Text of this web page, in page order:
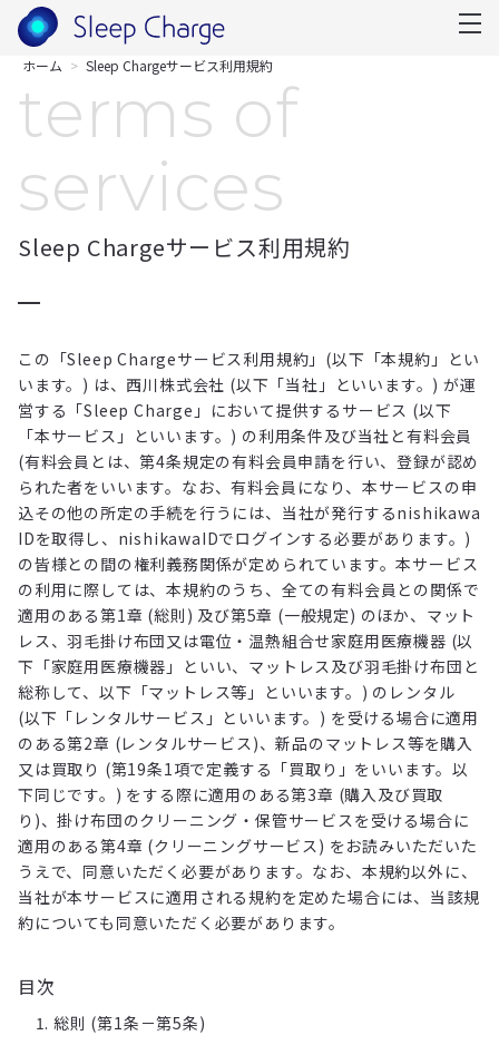
ホーム Sleep Chargeサービス利用規約
terms of
services
Sleep Chargeサービス利用規約
この「Sleep Chargeサービス利用規約」(以下「本規約」とい
います。) は、西川株式会社 (以下「当社」といいます。) が運
営する「Sleep Charge」において提供するサービス (以下
「本サービス」といいます。) の利用条件及び当社と有料会員
(有料会員とは、第4条規定の有料会員申請を行い、登録が認め
られた者をいいます。なお、有料会員になり、本サービスの申
込その他の所定の手続を行うには、当社が発行するnishikawa
IDを取得し、nishikawaIDでログインする必要があります。)
の皆様との間の権利義務関係が定められています。本サービス
の利用に際しては、本規約のうち、全ての有料会員との関係で
適用のある第1章 (総則) 及び第5章 (一般規定) のほか、マット
レス、羽毛掛け布団又は電位・温熱組合せ家庭用医療機器 (以
下「家庭用医療機器」といい、マットレス及び羽毛掛け布団と
総称して、以下「マットレス等」といいます。) のレンタル
(以下「レンタルサービス」といいます。) を受ける場合に適用
のある第2章 (レンタルサービス)、新品のマットレス等を購入
又は買取り (第19条1項で定義する「買取り」をいいます。以
下同じです。) をする際に適用のある第3章 (購入及び買取
り)、掛け布団のクリーニング・保管サービスを受ける場合に
適用のある第4章 (クリーニングサービス) をお読みいただいた
うえで、同意いただく必要があります。なお、本規約以外に、
当社が本サービスに適用される規約を定めた場合には、当該規
約についても同意いただく必要があります。
目次
総則 (第1条－第5条)